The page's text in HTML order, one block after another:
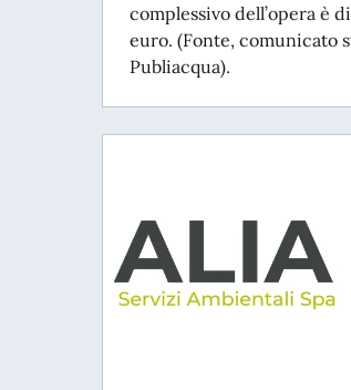
complessivo dell’opera è
euro. (Fonte, comunicato
Publiacqua).